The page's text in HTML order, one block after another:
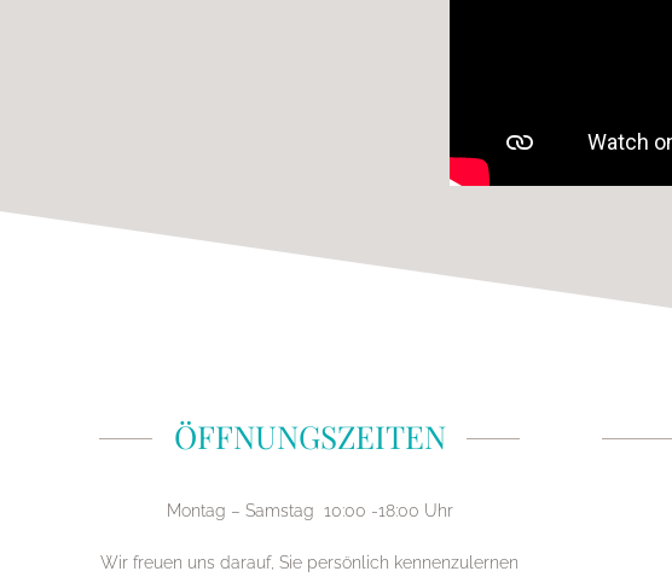
ÖFFNUNGSZEITEN
Montag – Samstag 10:00 -18:00 Uhr
Wir freuen uns darauf, Sie persönlich kennenzulernen